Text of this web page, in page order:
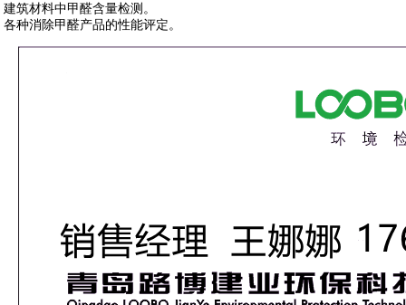
建筑材料中甲醛含量检测。
各种消除甲醛产品的性能评定。